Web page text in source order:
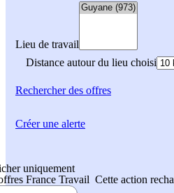
Lieu de travail
Distance autour du lieu choisi
Rechercherdes offres
uniquement
France Travail Cette action
Créer une alerte